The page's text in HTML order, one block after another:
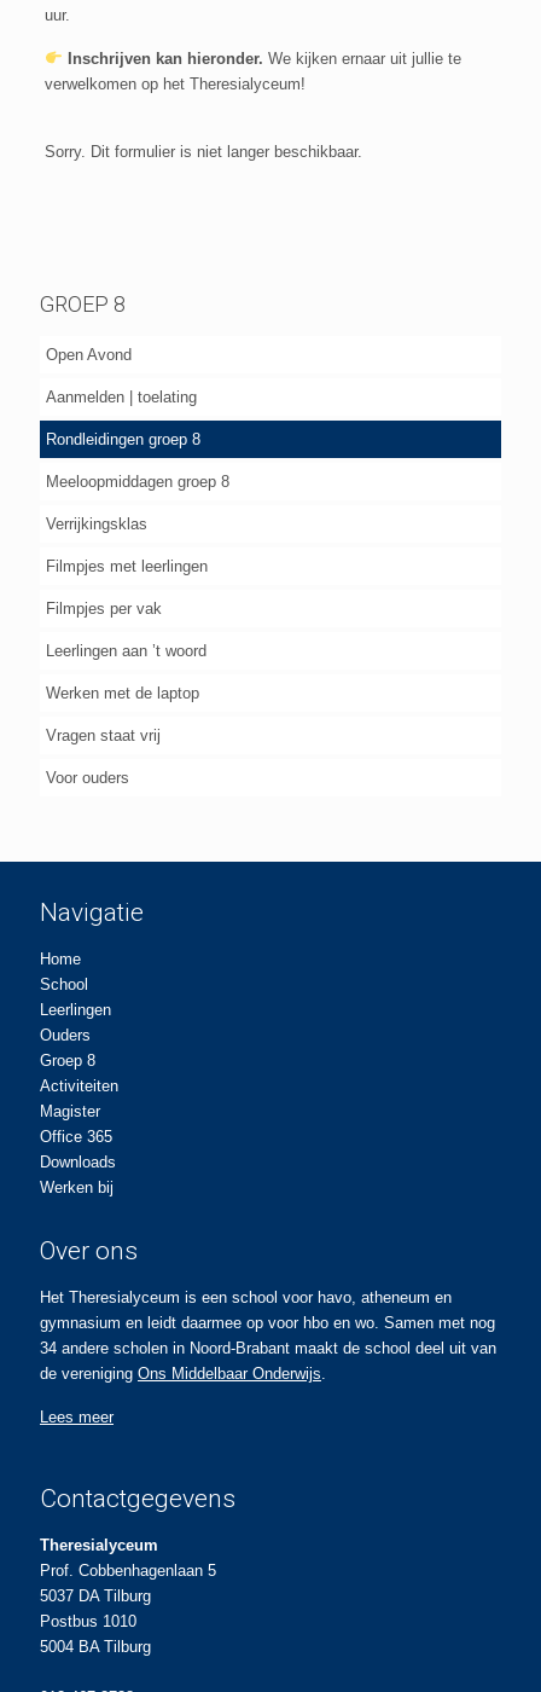
uur.
Inschrijven kan hieronder. We kijken ernaar uit jullie te
verwelkomen op het Theresialyceum!
Sorry. Dit formulier is niet langer beschikbaar.
GROEP 8
Open Avond
Aanmelden | toelating
Rondleidingen groep 8
Meeloopmiddagen groep 8
Verrijkingsklas
Filmpjes met leerlingen
Filmpjes per vak
Leerlingen aan ’t woord
Werken met de laptop
Vragen staat vrij
Voor ouders
Navigatie
Home
School
Leerlingen
Ouders
Groep 8
Activiteiten
Magister
Office 365
Downloads
Werken bij
Over ons
Het Theresialyceum is een school voor havo, atheneum en
gymnasium en leidt daarmee op voor hbo en wo. Samen met nog
34 andere scholen in Noord-Brabant maakt de school deel uit van
de vereniging Ons Middelbaar Onderwijs.
Lees meer
Contactgegevens
Theresialyceum
Prof. Cobbenhagenlaan 5
5037 DA Tilburg
Postbus 1010
5004 BA Tilburg